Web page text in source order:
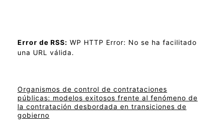
Error de RSS: WP HTTP Error: No se ha facilitado
una URL válida.
Organismos de control de contrataciones
públicas: modelos exitosos frente al fenómeno de
la contratación desbordada en transiciones de
gobierno